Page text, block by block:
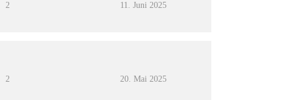
2 11. Juni 2025
2 20. Mai 2025